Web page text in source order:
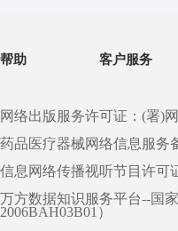
帮助 客户服务
网络出版服务许可证：(署)
药品医疗器械网络信息服务
信息网络传播视听节目许可
万方数据知识服务平台--国
2006BAH03B01）